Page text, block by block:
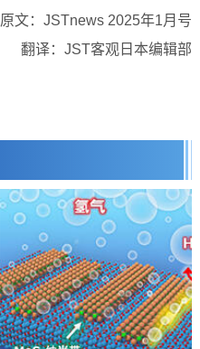
原文：JSTnews 2025年1月号
翻译：JST客观日本编辑部